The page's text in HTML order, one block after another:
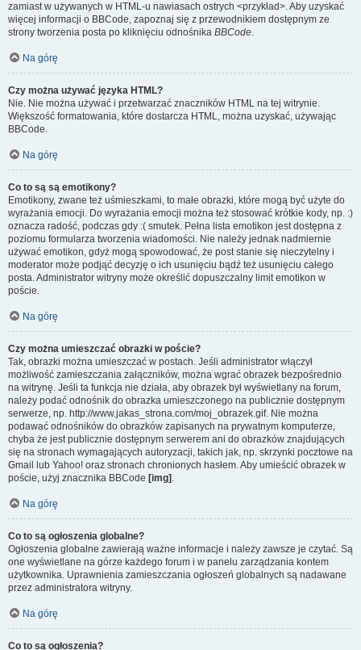
zamiast w używanych w HTML-u nawiasach ostrych <przykład>. Aby uzyskać
więcej informacji o BBCode, zapoznaj się z przewodnikiem dostępnym ze
strony tworzenia posta po kliknięciu odnośnika BBCode.
Na górę
Czy można używać języka HTML?
Nie. Nie można używać i przetwarzać znaczników HTML na tej witrynie.
Większość formatowania, które dostarcza HTML, można uzyskać, używając
BBCode.
Na górę
Co to są są emotikony?
Emotikony, zwane też uśmieszkami, to małe obrazki, które mogą być użyte do
wyrażania emocji. Do wyrażania emocji można też stosować krótkie kody, np. :)
oznacza radość, podczas gdy :( smutek. Pełna lista emotikon jest dostępna z
poziomu formularza tworzenia wiadomości. Nie należy jednak nadmiernie
używać emotikon, gdyż mogą spowodować, że post stanie się nieczytelny i
moderator może podjąć decyzję o ich usunięciu bądź też usunięciu całego
posta. Administrator witryny może określić dopuszczalny limit emotikon w
poście.
Na górę
Czy można umieszczać obrazki w poście?
Tak, obrazki można umieszczać w postach. Jeśli administrator włączył
możliwość zamieszczania załączników, można wgrać obrazek bezpośrednio
na witrynę. Jeśli ta funkcja nie działa, aby obrazek był wyświetlany na forum,
należy podać odnośnik do obrazka umieszczonego na publicznie dostępnym
serwerze, np. http://www.jakas_strona.com/moj_obrazek.gif. Nie można
podawać odnośników do obrazków zapisanych na prywatnym komputerze,
chyba że jest publicznie dostępnym serwerem ani do obrazków znajdujących
się na stronach wymagających autoryzacji, takich jak, np. skrzynki pocztowe na
Gmail lub Yahoo! oraz stronach chronionych hasłem. Aby umieścić obrazek w
poście, użyj znacznika BBCode [img] .
Na górę
Co to są ogłoszenia globalne?
Ogłoszenia globalne zawierają ważne informacje i należy zawsze je czytać. Są
one wyświetlane na górze każdego forum i w panelu zarządzania kontem
użytkownika. Uprawnienia zamieszczania ogłoszeń globalnych są nadawane
przez administratora witryny.
Na górę
Co to są ogłoszenia?